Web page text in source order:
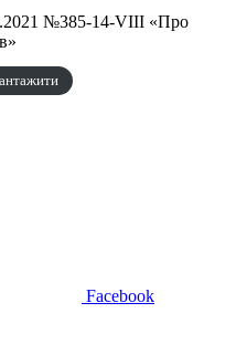
№385-14-VIII «Про
Facebook